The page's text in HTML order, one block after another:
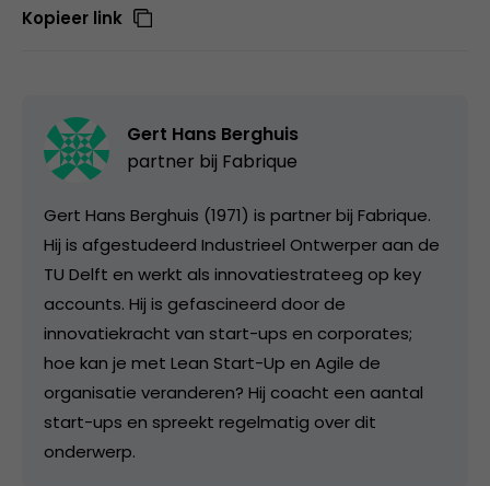
Kopieer link
Gert Hans Berghuis
partner bij Fabrique
Gert Hans Berghuis (1971) is partner bij Fabrique.
Hij is afgestudeerd Industrieel Ontwerper aan de
TU Delft en werkt als innovatiestrateeg op key
accounts. Hij is gefascineerd door de
innovatiekracht van start-ups en corporates;
hoe kan je met Lean Start-Up en Agile de
organisatie veranderen? Hij coacht een aantal
start-ups en spreekt regelmatig over dit
onderwerp.